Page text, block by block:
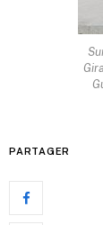
PARTAGER